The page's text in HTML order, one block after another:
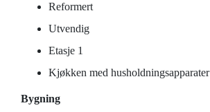
Reformert
Utvendig
Etasje 1
Kjøkken med husholdningsapparater
Bygning